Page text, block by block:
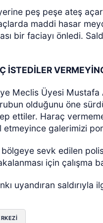
peş peşe ateş
maddi hasar
bir faciayı önledi.
İSTEDİLER
Meclis Üyesi Mustafa
olduğunu öne
ettiler. Haraç
galerimizi
bölgeye sevk edilen
için çalışma
uyandıran saldırıyla